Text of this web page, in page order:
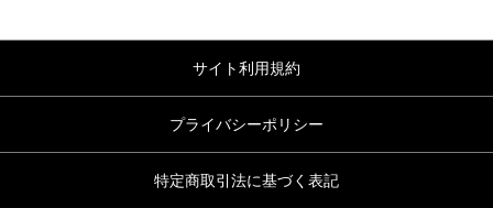
サイト利用規約
プライバシーポリシー
特定商取引法に基づく表記